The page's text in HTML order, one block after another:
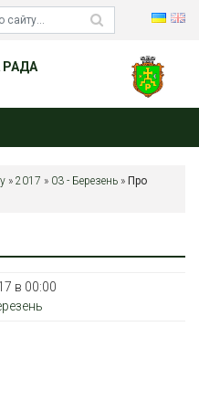
РАДА
» 2017 » 03 - Березень » Про
в 00:00